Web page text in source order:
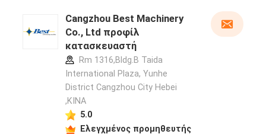
Cangzhou Best Machinery
Co., Ltd προφίλ
κατασκευαστή
Rm 1316,Bldg.B Taida
International Plaza, Yunhe
District Cangzhou City Hebei
,ΚΙΝΑ
5.0
Ελεγχμένος προμηθευτής